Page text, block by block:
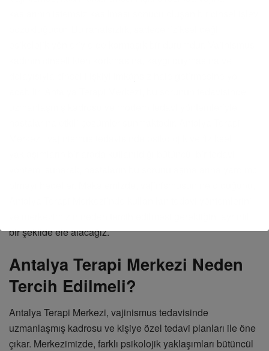
bir şekilde ele alacağız.
Antalya Terapi Merkezi Neden
Tercih Edilmeli?
Antalya Terapi Merkezi, vajinismus tedavisinde
uzmanlaşmış kadrosu ve kişiye özel tedavi planları ile öne
çıkar. Merkezimizde, farklı psikolojik yaklaşımları bütüncül